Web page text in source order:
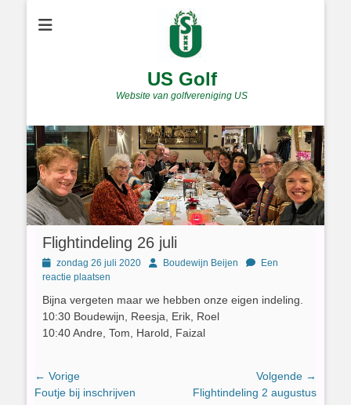
US Golf
Website van golfvereniging US
Flightindeling 26 juli
Geplaatst
op
zondag 26 juli 2020 AuthorBoudewijn Beijen
Een
reactie plaatsen
Bijna vergeten maar we hebben onze eigen indeling.
10:30 Boudewijn, Reesja, Erik, Roel
10:40 Andre, Tom, Harold, Faizal
Bericht
navigatie
← Vorige
Vorig
Foutje bij inschrijven
Volgende →
Volgend
Flightindeling 2 augustus